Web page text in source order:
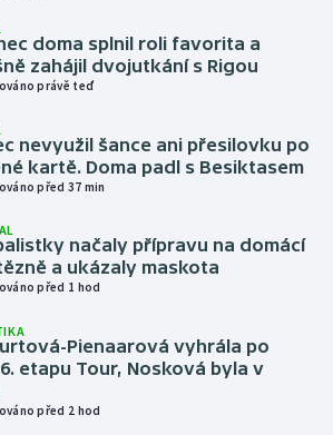
doma splnil roli favorita a
zahájil dvojutkání s Rigou
právě teď
nevyužil šance ani přesilovku po
kartě. Doma padl s Besiktasem
před 37 min
načaly přípravu na domácí
a ukázaly maskota
před 1 hod
Pienaarová vyhrála po
etapu Tour, Nosková byla v
před 2 hod